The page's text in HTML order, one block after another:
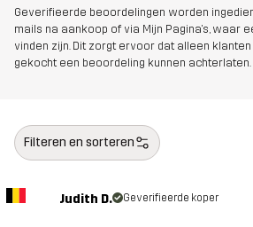
Geverifieerde beoordelingen worden
mails na aankoop of via Mijn Pagina's, waar
vinden zijn. Dit zorgt ervoor dat alleen
gekocht een beoordeling kunnen achterlaten.
Filteren en sorteren
Judith D. Geverifieerde koper